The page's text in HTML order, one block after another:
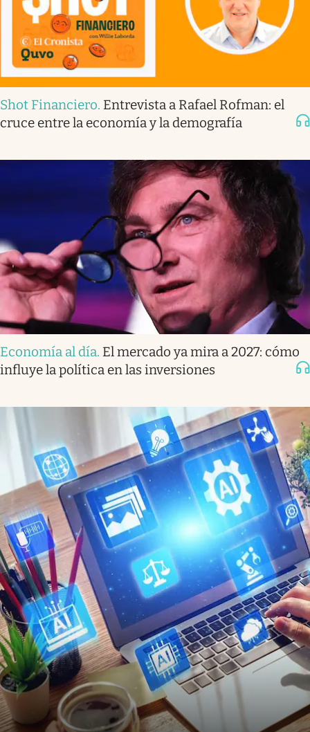
Shot Financiero. Entrevista a Rafael Rofman: el
cruce entre la economía y la demografía
Economía al día. El mercado ya mira a 2027: cómo
influye la política en las inversiones